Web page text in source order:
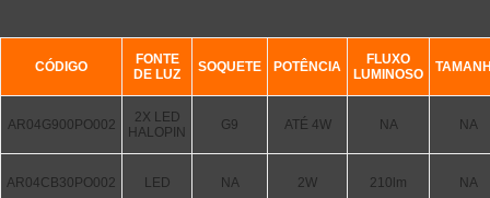
CÓDIGO
FONTE
DE LUZ
SOQUETE POTÊNCIA
FLUXO
LUMINOSO
AR04G900PO002
2X LED
HALOPIN
G9 ATÉ 4W NA NA
AR04CB30PO002 LED NA 2W 210lm NA